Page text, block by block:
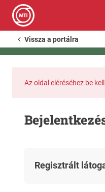
Vissza a portálra
Az oldal eléréséhez be
Regisztrált